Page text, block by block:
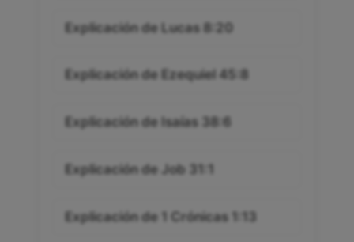
Explicación de Lucas 8:20
Explicación de Ezequiel 45:8
Explicación de Isaías 38:6
Explicación de Job 31:1
Explicación de 1 Crónicas 1:13